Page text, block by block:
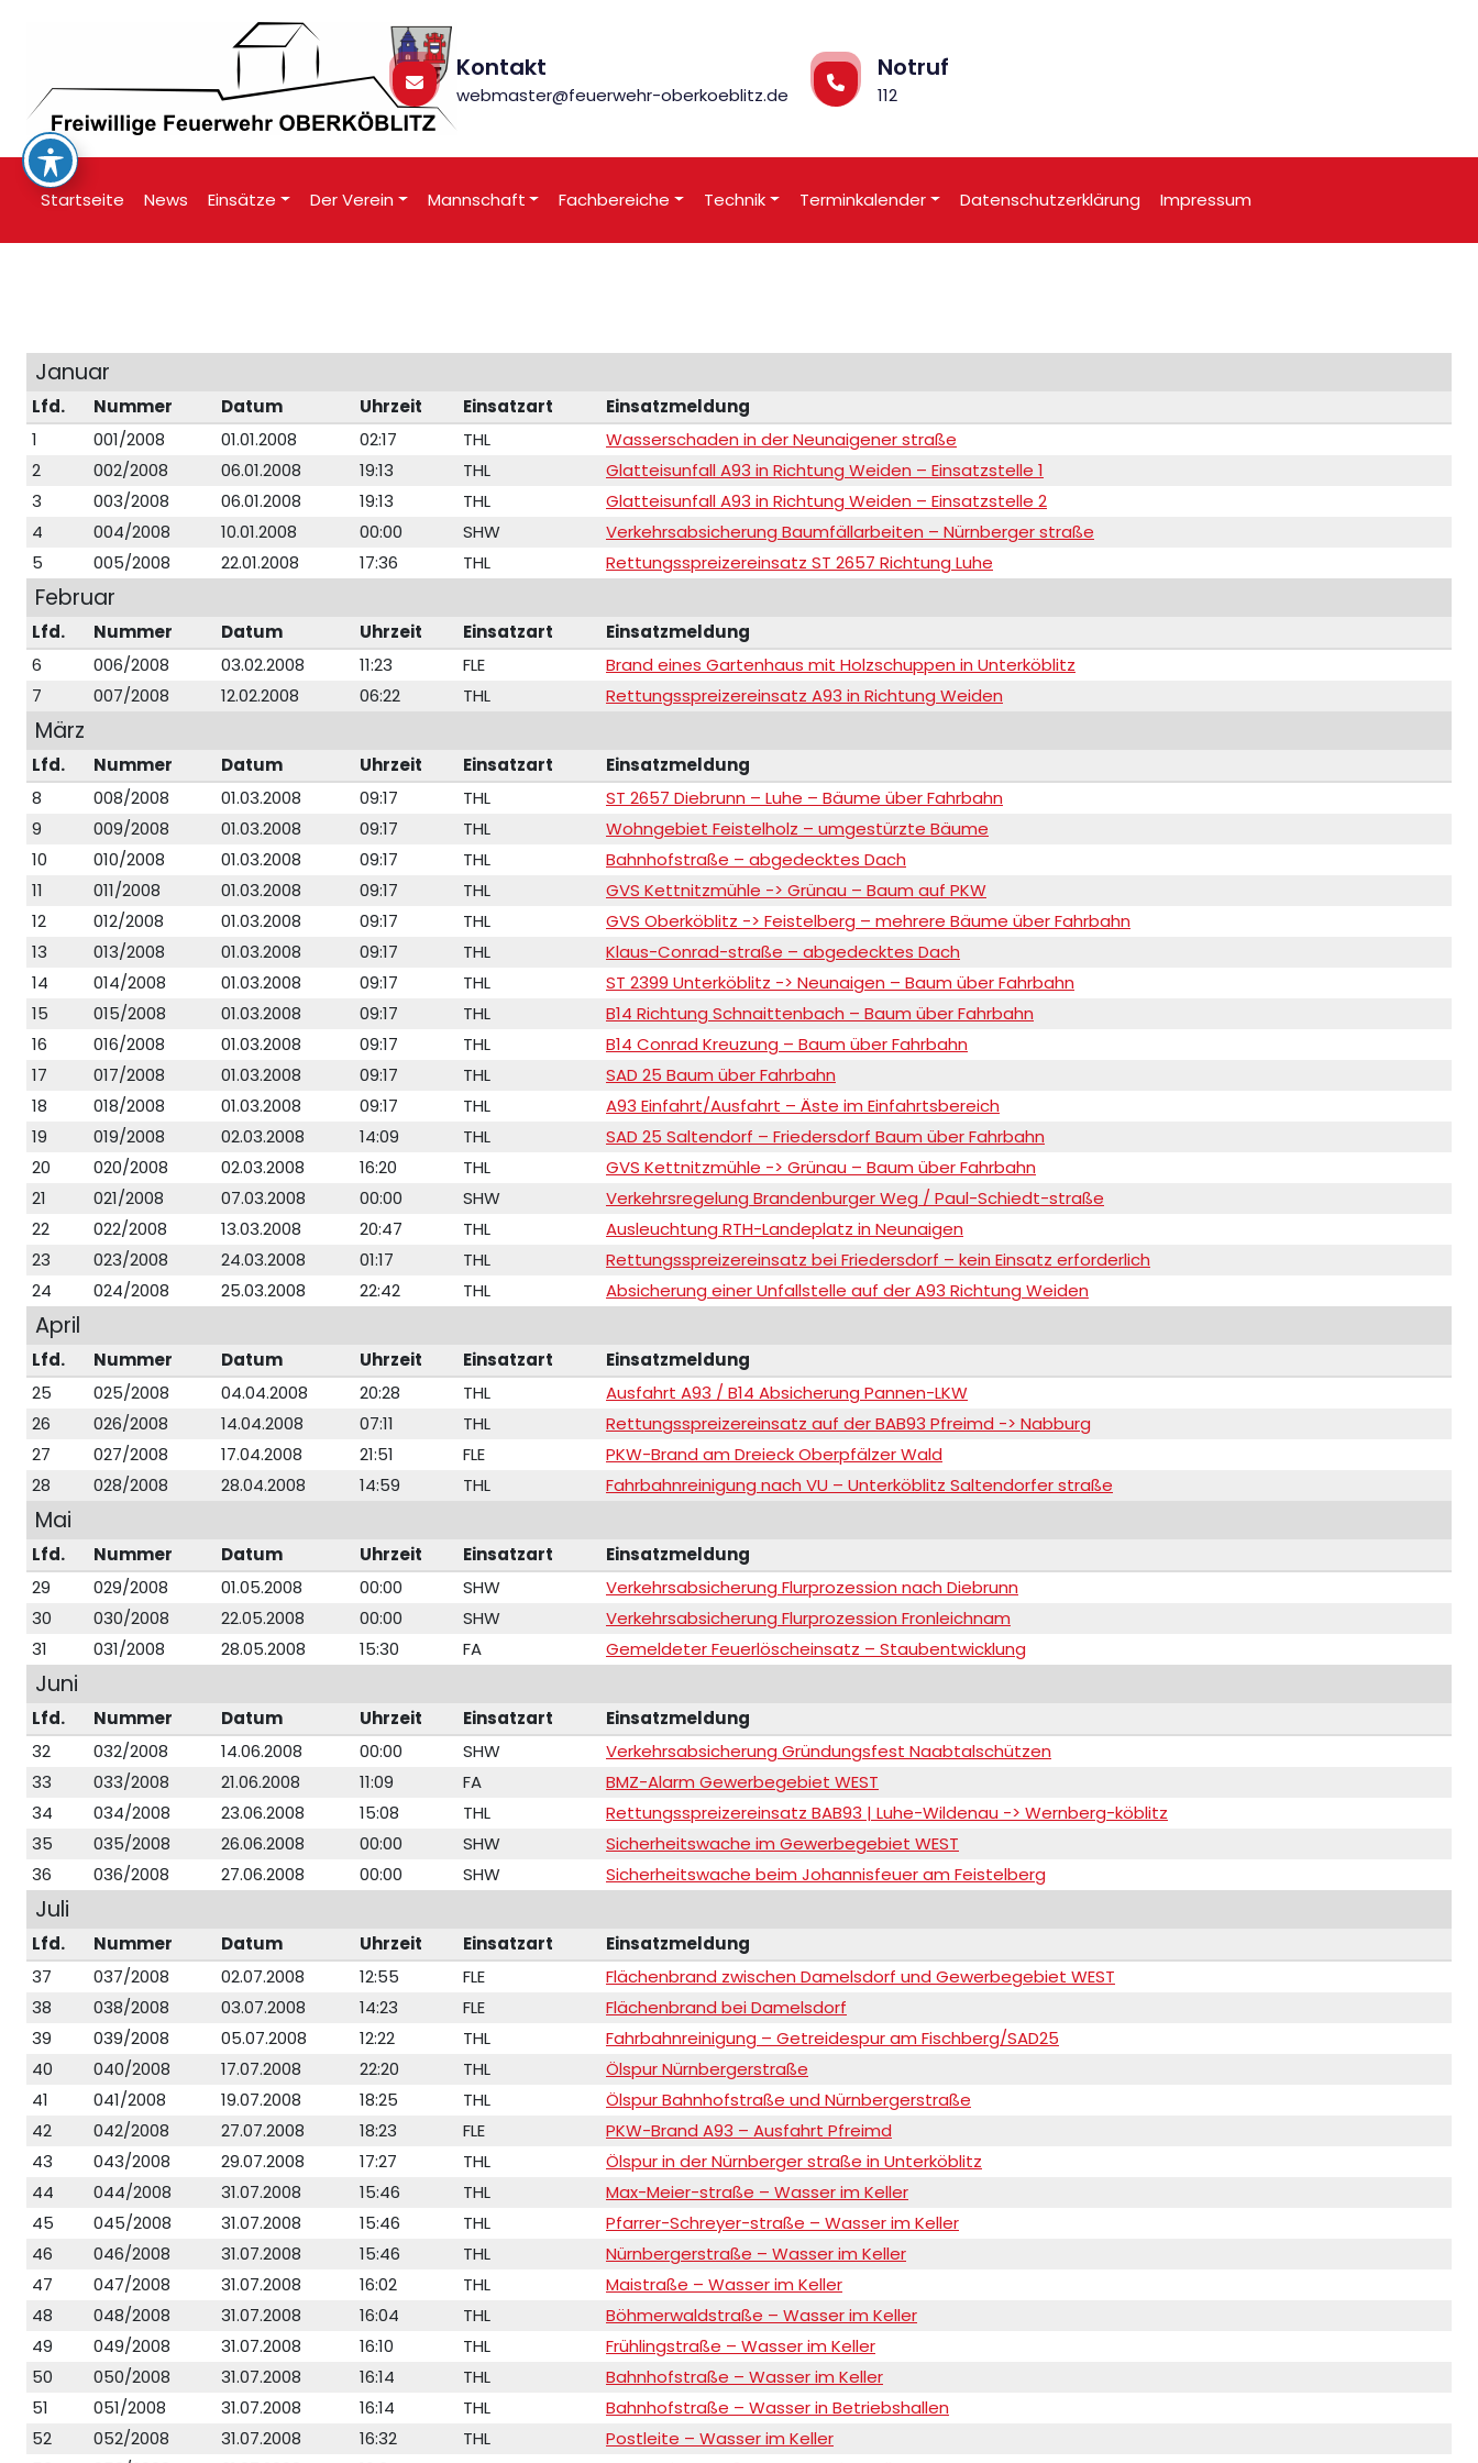
Freiwillige Feuerwehr Oberköblitz
Kontakt
webmaster@feuerwehr-oberkoeblitz.de
Notruf
112
Startseite News Einsätze Der Verein Mannschaft Fachbereiche Technik Terminkalender Datenschutzerklärung Impressum
Januar
Lfd. Nummer Datum Uhrzeit Einsatzart
Einsatzmeldung
1
001/2008 01.01.2008 02:17 THL
Wasserschaden in der Neunaigener straße
2
002/2008 06.01.2008 19:13 THL
Glatteisunfall A93 in Richtung Weiden – Einsatzstelle 1
3
003/2008 06.01.2008 19:13 THL
Glatteisunfall A93 in Richtung Weiden – Einsatzstelle 2
4
004/2008 10.01.2008 00:00 SHW
Verkehrsabsicherung Baumfällarbeiten – Nürnberger straße
5
005/2008 22.01.2008 17:36 THL Rettungsspreizereinsatz ST 2657 Richtung Luhe
Februar
Lfd. Nummer Datum Uhrzeit Einsatzart
Einsatzmeldung
6
006/2008 03.02.2008 11:23 FLE
Brand eines Gartenhaus mit Holzschuppen in Unterköblitz
7
007/2008 12.02.2008 06:22 THL Rettungsspreizereinsatz A93 in Richtung Weiden
März
Lfd. Nummer Datum Uhrzeit Einsatzart
Einsatzmeldung
8
008/2008 01.03.2008 09:17 THL
ST 2657 Diebrunn – Luhe – Bäume über Fahrbahn
9
009/2008 01.03.2008 09:17 THL
Wohngebiet Feistelholz – umgestürzte Bäume
10
010/2008 01.03.2008 09:17 THL
Bahnhofstraße – abgedecktes Dach
11
011/2008 01.03.2008 09:17 THL
GVS Kettnitzmühle -> Grünau – Baum auf PKW
12
012/2008 01.03.2008 09:17 THL
GVS Oberköblitz -> Feistelberg – mehrere Bäume über Fahrbahn
13
013/2008 01.03.2008 09:17 THL
Klaus-Conrad-straße – abgedecktes Dach
14
014/2008 01.03.2008 09:17 THL
ST 2399 Unterköblitz -> Neunaigen – Baum über Fahrbahn
15
015/2008 01.03.2008 09:17 THL
B14 Richtung Schnaittenbach – Baum über Fahrbahn
16
016/2008 01.03.2008 09:17 THL
B14 Conrad Kreuzung – Baum über Fahrbahn
17
017/2008 01.03.2008 09:17 THL
SAD 25 Baum über Fahrbahn
18
018/2008 01.03.2008 09:17 THL
A93 Einfahrt/Ausfahrt – Äste im Einfahrtsbereich
19
019/2008 02.03.2008 14:09 THL
SAD 25 Saltendorf – Friedersdorf Baum über Fahrbahn
20
020/2008 02.03.2008 16:20 THL
GVS Kettnitzmühle -> Grünau – Baum über Fahrbahn
21
021/2008 07.03.2008 00:00 SHW
Verkehrsregelung Brandenburger Weg / Paul-Schiedt-straße
22
022/2008 13.03.2008 20:47 THL
Ausleuchtung RTH-Landeplatz in Neunaigen
23
023/2008 24.03.2008 01:17 THL
Rettungsspreizereinsatz bei Friedersdorf – kein Einsatz erforderlich
24
024/2008 25.03.2008 22:42 THL Absicherung einer Unfallstelle auf der A93 Richtung Weiden
April
Lfd. Nummer Datum Uhrzeit Einsatzart
Einsatzmeldung
25
025/2008 04.04.2008 20:28 THL
Ausfahrt A93 / B14 Absicherung Pannen-LKW
26
026/2008 14.04.2008 07:11 THL
Rettungsspreizereinsatz auf der BAB93 Pfreimd -> Nabburg
27
027/2008 17.04.2008 21:51 FLE
PKW-Brand am Dreieck Oberpfälzer Wald
28
028/2008 28.04.2008 14:59 THL Fahrbahnreinigung nach VU – Unterköblitz Saltendorfer straße
Mai
Lfd. Nummer Datum Uhrzeit Einsatzart
Einsatzmeldung
29
029/2008 01.05.2008 00:00 SHW
Verkehrsabsicherung Flurprozession nach Diebrunn
30
030/2008 22.05.2008 00:00 SHW
Verkehrsabsicherung Flurprozession Fronleichnam
31
031/2008 28.05.2008 15:30 FA Gemeldeter Feuerlöscheinsatz – Staubentwicklung
Juni
Lfd. Nummer Datum Uhrzeit Einsatzart
Einsatzmeldung
32
032/2008 14.06.2008 00:00 SHW
Verkehrsabsicherung Gründungsfest Naabtalschützen
33
033/2008 21.06.2008 11:09 FA
BMZ-Alarm Gewerbegebiet WEST
34
034/2008 23.06.2008 15:08 THL
Rettungsspreizereinsatz BAB93 | Luhe-Wildenau -> Wernberg-köblitz
35
035/2008 26.06.2008 00:00 SHW
Sicherheitswache im Gewerbegebiet WEST
36
036/2008 27.06.2008 00:00 SHW Sicherheitswache beim Johannisfeuer am Feistelberg
Juli
Lfd. Nummer Datum Uhrzeit Einsatzart
Einsatzmeldung
37
037/2008 02.07.2008 12:55 FLE
Flächenbrand zwischen Damelsdorf und Gewerbegebiet WEST
38
038/2008 03.07.2008 14:23 FLE
Flächenbrand bei Damelsdorf
39
039/2008 05.07.2008 12:22 THL
Fahrbahnreinigung – Getreidespur am Fischberg/SAD25
40
040/2008 17.07.2008 22:20 THL
Ölspur Nürnbergerstraße
41
041/2008 19.07.2008 18:25 THL
Ölspur Bahnhofstraße und Nürnbergerstraße
42
042/2008 27.07.2008 18:23 FLE
PKW-Brand A93 – Ausfahrt Pfreimd
43
043/2008 29.07.2008 17:27 THL
Ölspur in der Nürnberger straße in Unterköblitz
44
044/2008 31.07.2008 15:46 THL
Max-Meier-straße – Wasser im Keller
45
045/2008 31.07.2008 15:46 THL
Pfarrer-Schreyer-straße – Wasser im Keller
46
046/2008 31.07.2008 15:46 THL
Nürnbergerstraße – Wasser im Keller
47
047/2008 31.07.2008 16:02 THL
Maistraße – Wasser im Keller
48
048/2008 31.07.2008 16:04 THL
Böhmerwaldstraße – Wasser im Keller
49
049/2008 31.07.2008 16:10 THL
Frühlingstraße – Wasser im Keller
50
050/2008 31.07.2008 16:14 THL
Bahnhofstraße – Wasser im Keller
51
051/2008 31.07.2008 16:14 THL
Bahnhofstraße – Wasser in Betriebshallen
52
052/2008 31.07.2008 16:32 THL
Postleite – Wasser im Keller